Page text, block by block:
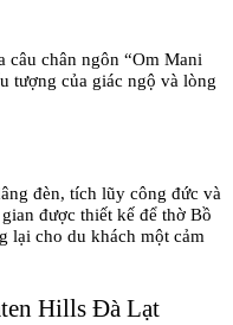
câu chân ngôn “Om Mani
tượng của giác ngộ và lòng
đèn, tích lũy công đức và
được thiết kế để thờ Bồ
lại cho du khách một cảm
Hills Đà Lạt